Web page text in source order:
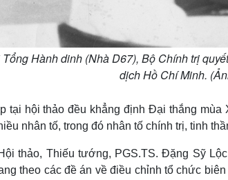
Hành dinh (Nhà D67), Bộ Chính trị
dịch Hồ Chí Minh.
tại hội thảo đều khẳng định Đại thắng
nhân tố, trong đó nhân tố chính trị, tinh
thảo, Thiếu tướng, PGS.TS. Đặng Sỹ
theo các đề án về điều chỉnh tổ chức